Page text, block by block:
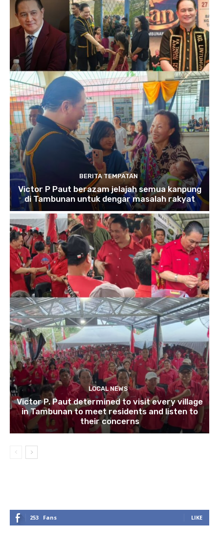
BERITA TEMPATAN
Victor P Paut berazam jelajah semua kanpung
di Tambunan untuk dengar masalah rakyat
LOCAL NEWS
Victor P. Paut determined to visit every village
in Tambunan to meet residents and listen to
their concerns
253 Fans LIKE